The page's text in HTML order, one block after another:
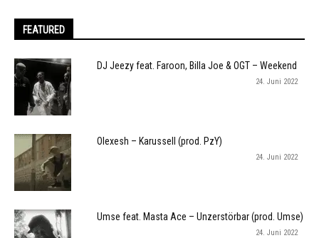
FEATURED
DJ Jeezy feat. Faroon, Billa Joe & OGT – Weekend
24. Juni 2022
Olexesh – Karussell (prod. PzY)
24. Juni 2022
Umse feat. Masta Ace – Unzerstörbar (prod. Umse)
24. Juni 2022